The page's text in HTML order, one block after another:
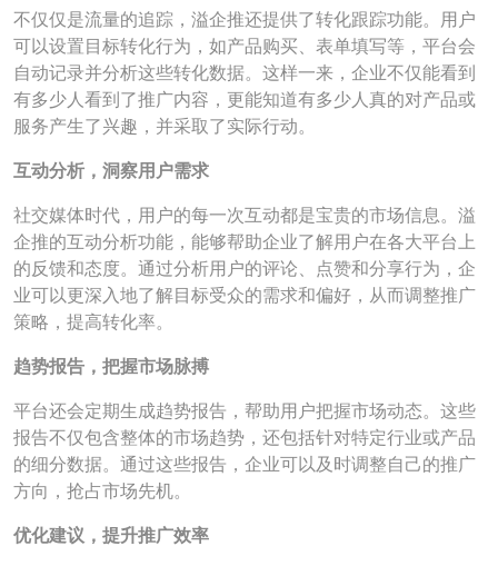
不仅仅是流量的追踪，溢企推还提供了转化跟踪功能。用户
可以设置目标转化行为，如产品购买、表单填写等，平台会
自动记录并分析这些转化数据。这样一来，企业不仅能看到
有多少人看到了推广内容，更能知道有多少人真的对产品或
服务产生了兴趣，并采取了实际行动。
互动分析，洞察用户需求
社交媒体时代，用户的每一次互动都是宝贵的市场信息。溢
企推的互动分析功能，能够帮助企业了解用户在各大平台上
的反馈和态度。通过分析用户的评论、点赞和分享行为，企
业可以更深入地了解目标受众的需求和偏好，从而调整推广
策略，提高转化率。
趋势报告，把握市场脉搏
平台还会定期生成趋势报告，帮助用户把握市场动态。这些
报告不仅包含整体的市场趋势，还包括针对特定行业或产品
的细分数据。通过这些报告，企业可以及时调整自己的推广
方向，抢占市场先机。
优化建议，提升推广效率